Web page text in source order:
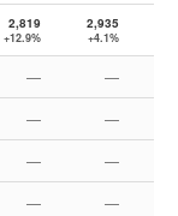
2,819
+12.9%
2,935
+4.1%
— —
— —
— —
— —